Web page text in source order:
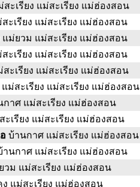
สะเรียง แม่สะเรียง แม่ฮ่องสอน
ะเรียง แม่สะเรียง แม่ฮ่องสอน
แม่ยวม แม่สะเรียง แม่ฮ่องสอน
ะเรียง แม่สะเรียง แม่ฮ่องสอน
สะเรียง แม่สะเรียง แม่ฮ่องสอน
แม่สะเรียง แม่สะเรียง แม่ฮ่องสอน
กาศ แม่สะเรียง แม่ฮ่องสอน
ะเรียง แม่สะเรียง แม่ฮ่องสอน
อบ้านกาศ แม่สะเรียง แม่ฮ่องสอน
านกาศ แม่สะเรียง แม่ฮ่องสอน
วม แม่สะเรียง แม่ฮ่องสอน
แม่สะเรียง แม่ฮ่องสอน